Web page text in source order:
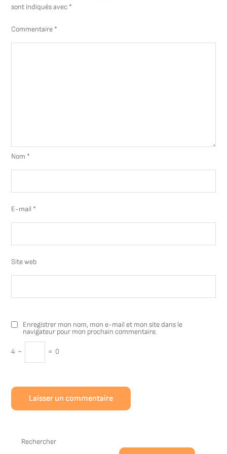
sont indiqués avec *
Commentaire *
Nom *
E-mail *
Site web
Enregistrer mon nom, mon e-mail et mon site dans le
navigateur pour mon prochain commentaire.
4 − = 0
Rechercher